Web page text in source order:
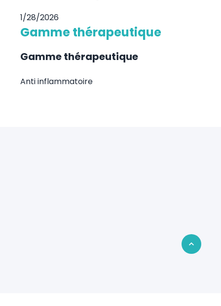
1/28/2026
Gamme thérapeutique
Gamme thérapeutique
Anti inflammatoire
Retour